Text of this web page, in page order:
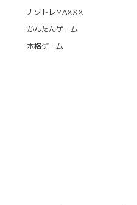
ナゾトレMAXXX
かんたんゲーム
本格ゲーム